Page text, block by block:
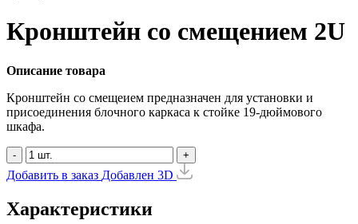
Кронштейн со смещением 2U
Описание товара
Кронштейн со смещеием предназначен для установки и
присоединения блочного каркаса к стойке 19-дюймового
шкафа.
- +
Добавить в заказ Добавлен 3D
Характеристики